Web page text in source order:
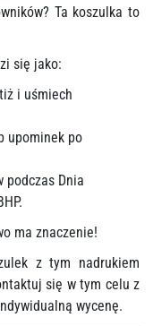
Ta koszulka to
się jako:
i uśmiech
upominek po
Dnia
ma znaczenie!
z tym nadrukiem
się w tym celu z
wycenę.